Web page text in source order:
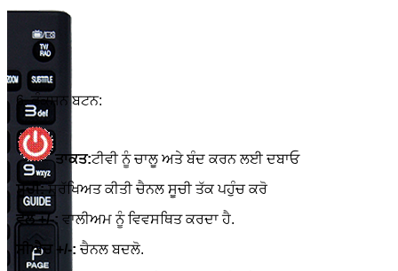
6. ਫੰਕਸ਼ਨ ਬਟਨ:
ਤਾਕਤ:ਟੀਵੀ ਨੂੰ ਚਾਲੂ ਅਤੇ ਬੰਦ ਕਰਨ ਲਈ ਦਬਾਓ
ਸੂਚੀ:ਸੁਰੱਖਿਅਤ ਕੀਤੀ ਚੈਨਲ ਸੂਚੀ ਤੱਕ ਪਹੁੰਚ ਕਰੋ
ਵੋਲ +/-: ਵਾਲੀਅਮ ਨੂੰ ਵਿਵਸਥਿਤ ਕਰਦਾ ਹੈ.
ਸੀਐਚ +/-: ਚੈਨਲ ਬਦਲੋ.